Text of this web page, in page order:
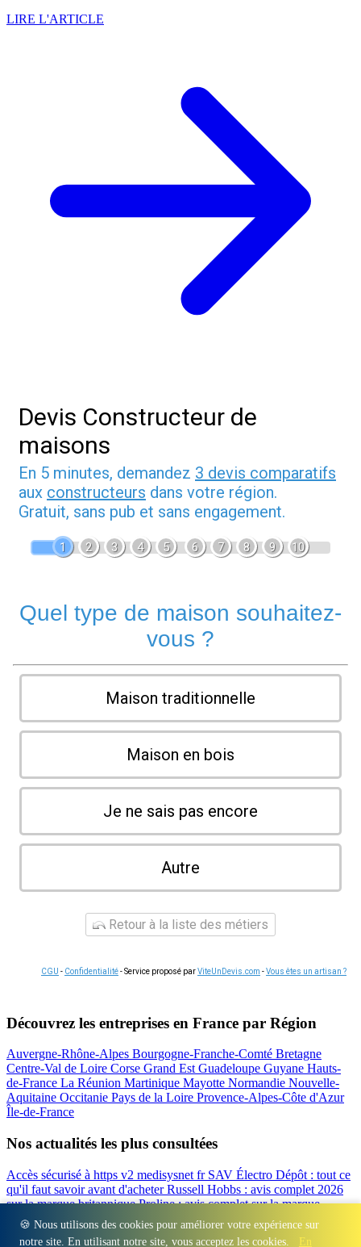
🍪 Nous utilisons des cookies pour améliorer votre expérience sur
notre site. En utilisant notre site, vous acceptez les cookies.
En
LIRE L'ARTICLE
Devis Constructeur de
maisons
En 5 minutes, demandez 3 devis comparatifs
aux constructeurs dans votre région.
Gratuit, sans pub et sans engagement.
1 2 3 4 5 6 7 8 9 10
Quel type de maison souhaitez-
vous ?
Maison traditionnelle
Maison en bois
Je ne sais pas encore
Autre
Retour à la liste des métiers
CGU - Confidentialité- Service proposé parViteUnDevis.com -Vous êtes un artisan ?
Découvrez les entreprises en France par Région
Auvergne-Rhône-Alpes Bourgogne-Franche-Comté Bretagne
Centre-Val de Loire Corse Grand EstGuadeloupe Guyane Hauts-
de-France La Réunion Martinique Mayotte Normandie Nouvelle-
Aquitaine Occitanie Pays de la Loire Provence-Alpes-Côte d'Azur
Île-de-France
Nos actualités les plus consultées
Accès sécurisé à https v2 medisysnet fr SAV Électro Dépôt : tout ce
qu'il faut savoir avant d'acheterRussell Hobbs : avis complet 2026
sur la marque britanniqueProline : avis complet sur la marque
d'électroménager
Valberg avis 2026 : notre test complet de la
marqueBeko : Avis sur la marque turque d'électroménager